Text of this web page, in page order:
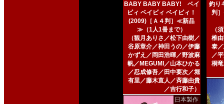
BABY BABY BABY! ベイ
ビィ ベイビィ ベイビィ！
(2009)［Ａ４判］≪新品
≫（1人1冊まで）
（観月ありさ／松下由樹／
谷原章介／神田うの／伊藤
かずえ／岡田浩暉／野波麻
帆／MEGUMI／山本ひかる
／忍成修吾／田中要次／堀
有里／藤木直人／斉藤由貴
／吉行和子）
日本製作
釣り
判
（
椎
泰
／
桐